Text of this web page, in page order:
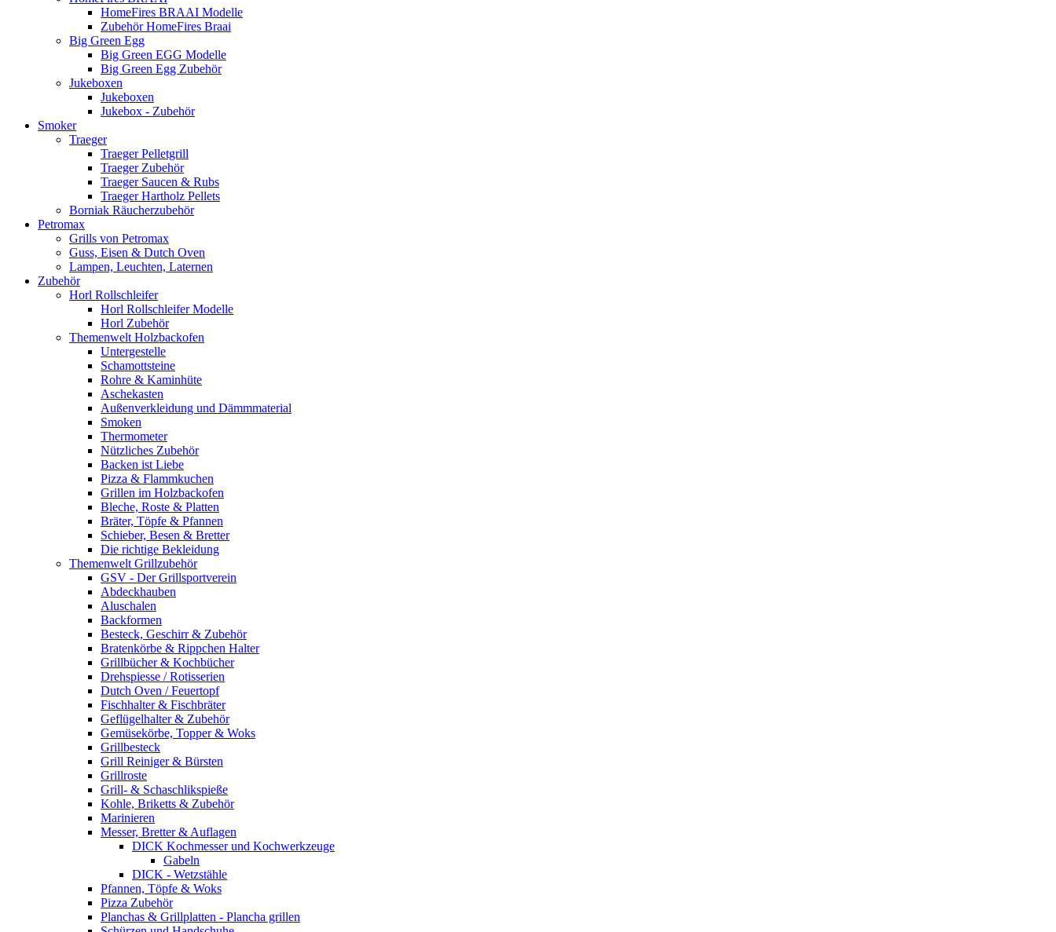
HomeFires BRAAI Modelle
Zubehör HomeFires Braai
Big Green Egg
Big Green EGG Modelle
Big Green Egg Zubehör
Jukeboxen
Jukeboxen
Jukebox - Zubehör
Smoker
Traeger
Traeger Pelletgrill
Traeger Zubehör
Traeger Saucen & Rubs
Traeger Hartholz Pellets
Borniak Räucherzubehör
Petromax
Grills von Petromax
Guss, Eisen & Dutch Oven
Lampen, Leuchten, Laternen
Zubehör
Horl Rollschleifer
Horl Rollschleifer Modelle
Horl Zubehör
Themenwelt Holzbackofen
Untergestelle
Schamottsteine
Rohre & Kaminhüte
Aschekasten
Außenverkleidung und Dämmmaterial
Smoken
Thermometer
Nützliches Zubehör
Backen ist Liebe
Pizza & Flammkuchen
Grillen im Holzbackofen
Bleche, Roste & Platten
Bräter, Töpfe & Pfannen
Schieber, Besen & Bretter
Die richtige Bekleidung
Themenwelt Grillzubehör
GSV - Der Grillsportverein
Abdeckhauben
Aluschalen
Backformen
Besteck, Geschirr & Zubehör
Bratenkörbe & Rippchen Halter
Grillbücher & Kochbücher
Drehspiesse / Rotisserien
Dutch Oven / Feuertopf
Fischhalter & Fischbräter
Geflügelhalter & Zubehör
Gemüsekörbe, Topper & Woks
Grillbesteck
Grill Reiniger & Bürsten
Grillroste
Grill- & Schaschlikspieße
Kohle, Briketts & Zubehör
Marinieren
Messer, Bretter & Auflagen
DICK Kochmesser und Kochwerkzeuge
Gabeln
DICK - Wetzstähle
Pfannen, Töpfe & Woks
Pizza Zubehör
Planchas & Grillplatten - Plancha grillen